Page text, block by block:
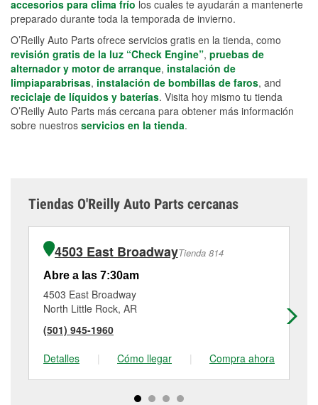
accesorios para clima frío los cuales te ayudarán a mantenerte
preparado durante toda la temporada de invierno.
O’Reilly Auto Parts ofrece servicios gratis en la tienda, como
revisión gratis de la luz “Check Engine”, pruebas de
alternador y motor de arranque, instalación de
limpiaparabrisas, instalación de bombillas de faros, and
reciclaje de líquidos y baterías. Visita hoy mismo tu tienda
O’Reilly Auto Parts más cercana para obtener más información
sobre nuestros servicios en la tienda.
Tiendas O'Reilly Auto Parts cercanas
4503 East BroadwayTienda 814
Abre a las 7:30am
4503 East Broadway
North Little Rock, AR
(501) 945-1960
Detalles
| Cómo llegar | Compra ahora